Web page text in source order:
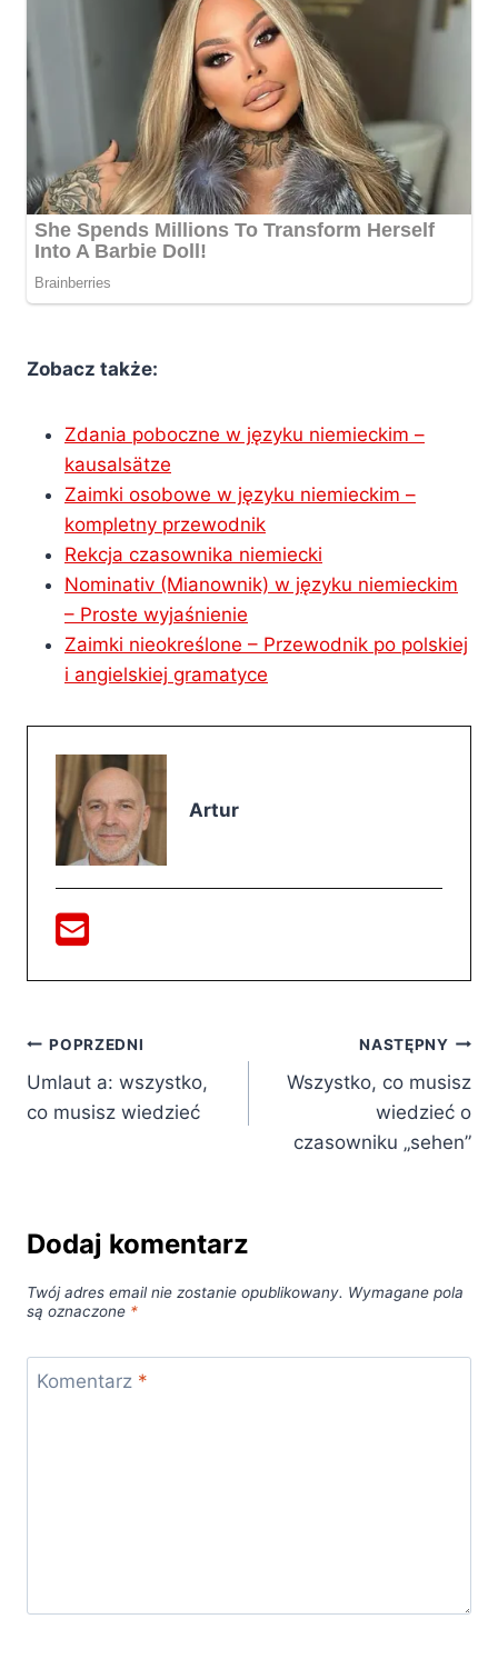
Zobacz także:
Zdania poboczne w języku niemieckim –
kausalsätze
Zaimki osobowe w języku niemieckim –
kompletny przewodnik
Rekcja czasownika niemiecki
Nominativ (Mianownik) w języku niemieckim
– Proste wyjaśnienie
Zaimki nieokreślone – Przewodnik po polskiej
i angielskiej gramatyce
Artur
Nawigacja
wpisu
POPRZEDNI
Umlaut a: wszystko,
co musisz wiedzieć
NASTĘPNY
Wszystko, co musisz
wiedzieć o
czasowniku „sehen”
Dodaj komentarz
Twój adres email nie zostanie opublikowany. Wymagane pola
są oznaczone *
Komentarz *